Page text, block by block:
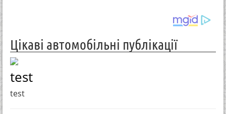
Цікаві автомобільні публікації
test
test